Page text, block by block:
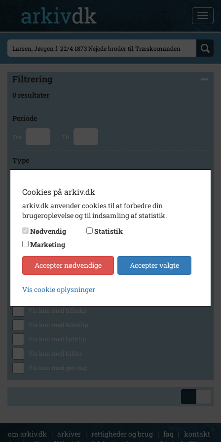
Filtrering
0 resultater
Periode
Fra Til
Type
Arkiv
Lokalarkivet Alsønderup -Tjæreby
Generelt
Vis kun med billeder
Vis kun med filmklip
Vis kun med lydklip
Vis kun med kilder
Vis kun med geo-tag
om arkiv.dk | arkiver | rettigheder og brug | faq | kontakt
Cookies på arkiv.dk
arkiv.dk anvender cookies til at forbedre din
brugeroplevelse og til indsamling af statistik.
Nødvendig
Statistik
Marketing
Accepter nødvendige Accepter valgte
Vis cookie oplysninger